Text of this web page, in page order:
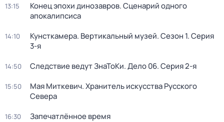
13:15
Конец эпохи динозавров. Сценарий одного
апокалипсиса
14:10 Кунсткамера. Вертикальный музей. Сезон 1. Серия
3-я
14:50 Следствие ведут ЗнаТоКи. Дело 06. Серия 2-я
15:50
Мая Миткевич. Хранитель искусства Русского
Севера
16:30 Запечатлённое время